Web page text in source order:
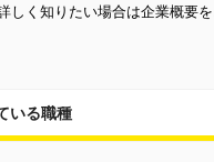
しく知りたい場合は企業概要を
いる職種